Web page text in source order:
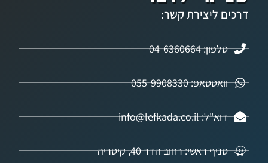
קשר:
055-9908330
ראשי: רחוב הדר 40, קיסריה